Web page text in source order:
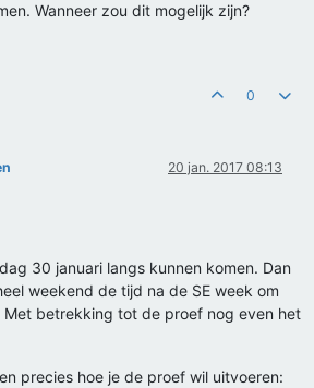
Wanneer zou dit mogelijk zijn?
0
20 jan. 2017 08:13
30 januari langs kunnen komen. Dan
weekend de tijd na de SE week om
Met betrekking tot de proef nog even het
precies hoe je de proef wil uitvoeren: